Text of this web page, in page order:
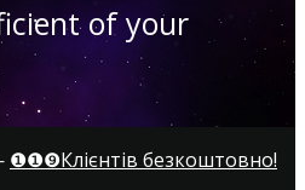
of your
❶❶❾Клієнтів безкоштовно!